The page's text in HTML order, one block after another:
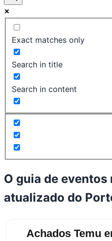
Exact matches only
Search in title
Search in content
O guia de
atualizado do
Achados Temu